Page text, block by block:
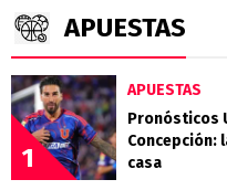
APUESTAS
1
APUESTAS
Pronósticos
Concepción:
casa